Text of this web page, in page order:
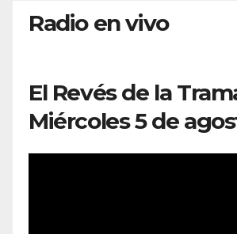
Radio en vivo
El Revés de la
Miércoles 5 de